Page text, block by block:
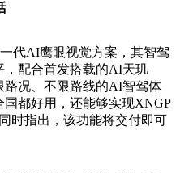
代AI鹰眼视觉方案，其智驾
，配合首发搭载的AI天玑
路况、不限路线的AI智驾体
都好用，还能够实现XNGP
时指出，该功能将交付即可